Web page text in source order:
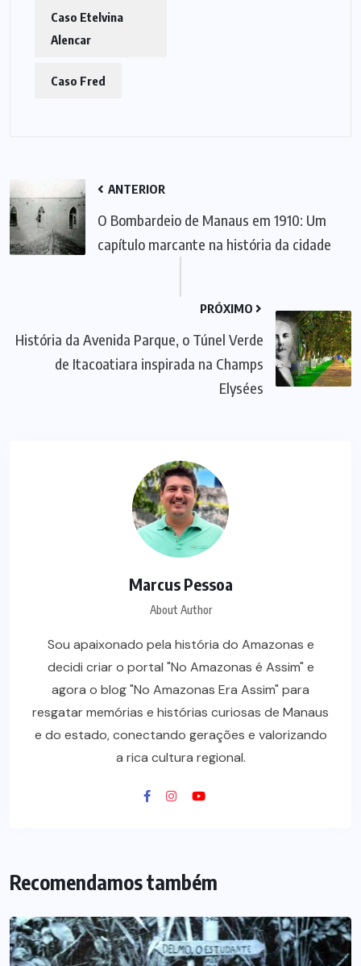
Caso Etelvina
Alencar
Caso Fred
ANTERIOR
O Bombardeio de Manaus em 1910: Um
capítulo marcante na história da cidade
PRÓXIMO
História da Avenida Parque, o Túnel Verde
de Itacoatiara inspirada na Champs
Elysées
Marcus Pessoa
About Author
Sou apaixonado pela história do Amazonas e
decidi criar o portal "No Amazonas é Assim" e
agora o blog "No Amazonas Era Assim" para
resgatar memórias e histórias curiosas de Manaus
e do estado, conectando gerações e valorizando
a rica cultura regional.
Recomendamos também